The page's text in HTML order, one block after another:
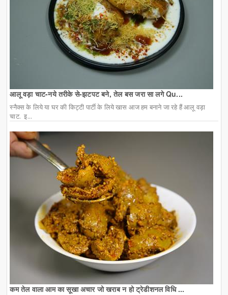
आलू वड़ा चाट-नये तरीके से-झटपट बने, तेल बस जरा सा लगे Qu...
स्नैक्स के लिये या घर की किट्टी पार्टी के लिये खास आज हम बनाने जा रहे हैं आलू वड़ा
चाट. इ...
कम तेल वाला आम का सूखा अचार जो खराब न हो ट्रेडीशनल विधि ...